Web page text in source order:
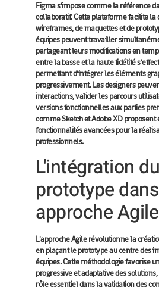
Figma s'impose comme la référence
collaboratif. Cette plateforme facilite la
wireframes, de maquettes et de
équipes peuvent travailler
partageant leurs modifications en
entre la basse et la haute fidélité
permettant d'intégrer les éléments
progressivement. Les designers
interactions, valider les parcours
versions fonctionnelles aux parties
comme Sketch et Adobe XD proposent
fonctionnalités avancées pour la
professionnels.
L'intégration du
prototype
approche Agile
L'approche Agile révolutionne la
en plaçant le prototype au centre des
équipes. Cette méthodologie favorise
progressive et adaptative des
rôle essentiel dans la validation des